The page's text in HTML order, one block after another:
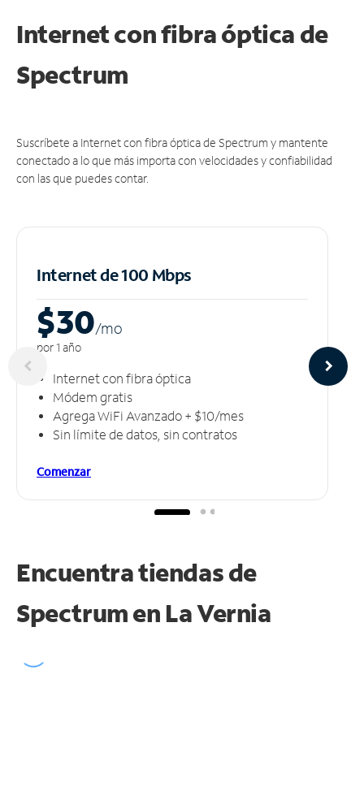
Internet con fibra óptica de
Spectrum
Suscríbete a Internet con fibra óptica de Spectrum y mantente
conectado a lo que más importa con velocidades y confiabilidad
con las que puedes contar.
Internet de 100 Mbps
$30/mo
por 1 año
Internet con fibra óptica
Módem gratis
Agrega WiFi Avanzado + $10/mes
Sin límite de datos, sin contratos
Comenzar
Encuentra tiendas de
Spectrum en La Vernia